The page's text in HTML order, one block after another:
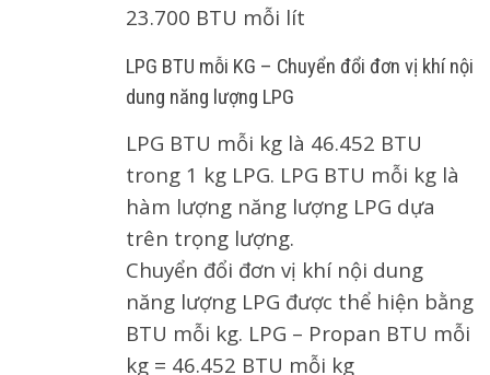
23.700 BTU mỗi lít
LPG BTU mỗi KG – Chuyển đổi đơn vị khí nội
dung năng lượng LPG
LPG BTU mỗi kg là 46.452 BTU
trong 1 kg LPG. LPG BTU mỗi kg là
hàm lượng năng lượng LPG dựa
trên trọng lượng.
Chuyển đổi đơn vị khí nội dung
năng lượng LPG được thể hiện bằng
BTU mỗi kg. LPG – Propan BTU mỗi
kg = 46.452 BTU mỗi kg